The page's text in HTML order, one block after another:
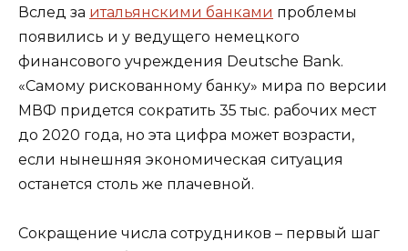
Вслед за итальянскими банками проблемы
появились и у ведущего немецкого
финансового учреждения Deutsche Bank.
«Самому рискованному банку» мира по версии
МВФ придется сократить 35 тыс. рабочих мест
до 2020 года, но эта цифра может возрасти,
если нынешняя экономическая ситуация
останется столь же плачевной.
Сокращение числа сотрудников – первый шаг